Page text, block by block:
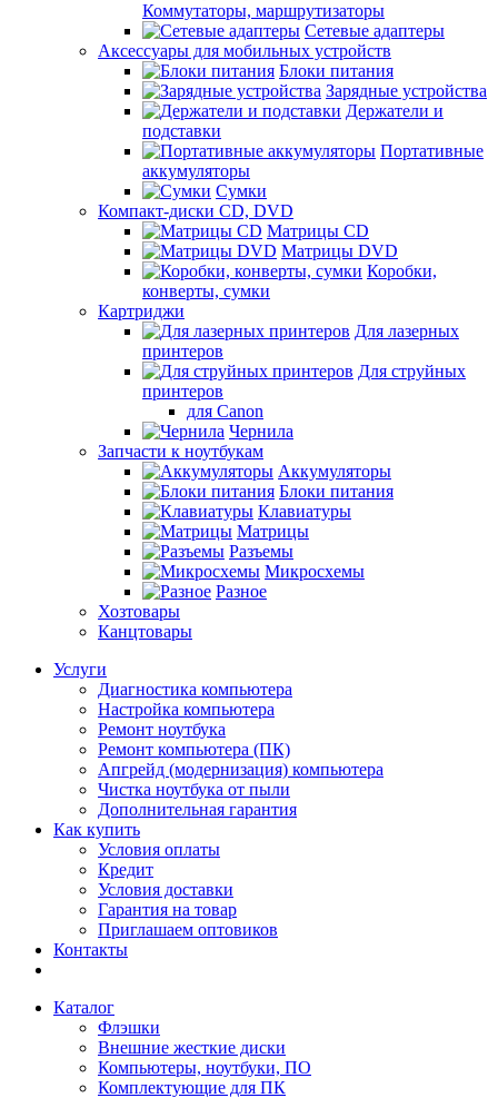
Коммутаторы, маршрутизаторы
Сетевые адаптеры
Аксессуары для мобильных устройств
Блоки питания
Зарядные устройства
Держатели и
подставки
Портативные
аккумуляторы
Сумки
Компакт-диски CD, DVD
Матрицы CD
Матрицы DVD
Коробки,
конверты, сумки
Картриджи
Для лазерных
принтеров
Для струйных
принтеров
для Canon
Чернила
Запчасти к ноутбукам
Аккумуляторы
Блоки питания
Клавиатуры
Матрицы
Разъемы
Микросхемы
Разное
Хозтовары
Канцтовары
Услуги
Диагностика компьютера
Настройка компьютера
Ремонт ноутбука
Ремонт компьютера (ПК)
Апгрейд (модернизация) компьютера
Чистка ноутбука от пыли
Дополнительная гарантия
Как купить
Условия оплаты
Кредит
Условия доставки
Гарантия на товар
Приглашаем оптовиков
Контакты
Каталог
Флэшки
Внешние жесткие диски
Компьютеры, ноутбуки, ПО
Комплектующие для ПК